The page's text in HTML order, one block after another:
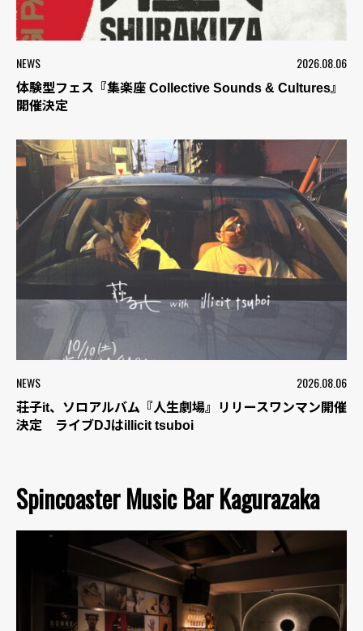
NEWS 2026.08.06
体験型フェス『集楽座 Collective Sounds & Cultures』
開催決定
NEWS 2026.08.06
荘子it、ソロアルバム『人生劇場』リリースワンマン開催
決定 ライブDJはillicit tsuboi
Spincoaster Music Bar Kagurazaka